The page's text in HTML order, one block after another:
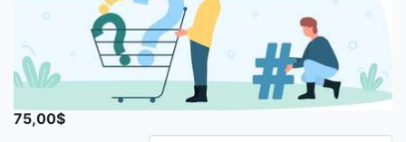
75,00$